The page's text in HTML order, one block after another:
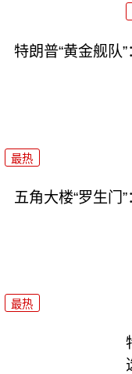
特朗普“黄金舰队
最热
五角大楼“罗生门
最热